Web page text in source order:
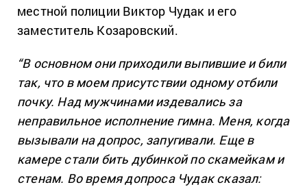
местной полиции Виктор Чудак и его
заместитель Козаровский.
“В основном они приходили выпившие и били
так, что в моем присутствии одному отбили
почку. Над мужчинами издевались за
неправильное исполнение гимна. Меня, когда
вызывали на допрос, запугивали. Еще в
камере стали бить дубинкой по скамейкам и
стенам. Во время допроса Чудак сказал: